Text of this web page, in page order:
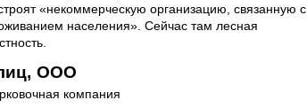
«некоммерческую организацию, связанную с
населения». Сейчас там лесная
ООО
компания